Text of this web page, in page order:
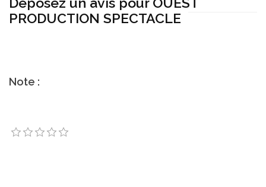
PRODUCTION SPECTACLE
Note :